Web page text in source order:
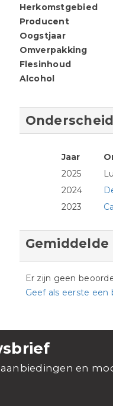
Herkomstgebied
Producent
Oogstjaar
Omverpakking
Flesinhoud
Alcohol
Jaar
2025
2024
2023
Er zijn geen
Geef als eerste een
en